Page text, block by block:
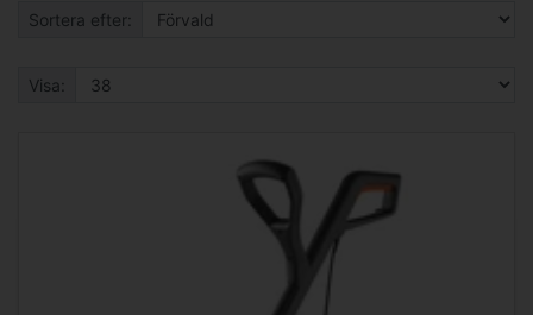
Sortera efter:
Visa: